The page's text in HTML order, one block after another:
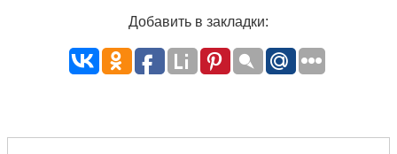
Добавить в закладки: